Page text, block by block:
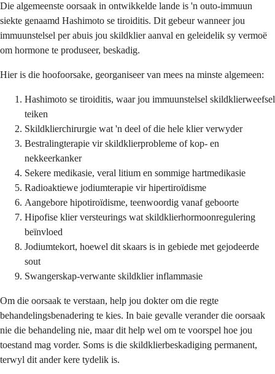
Die algemeenste oorsaak in ontwikkelde lande is 'n outo-immuun
siekte genaamd Hashimoto se tiroiditis. Dit gebeur wanneer jou
immuunstelsel per abuis jou skildklier aanval en geleidelik sy vermoë
om hormone te produseer, beskadig.
Hier is die hoofoorsake, georganiseer van mees na minste algemeen:
Hashimoto se tiroiditis, waar jou immuunstelsel skildklierweefsel
teiken
Skildklierchirurgie wat 'n deel of die hele klier verwyder
Bestralingterapie vir skildklierprobleme of kop- en
nekkeerkanker
Sekere medikasie, veral litium en sommige hartmedikasie
Radioaktiewe jodiumterapie vir hipertiroïdisme
Aangebore hipotiroïdisme, teenwoordig vanaf geboorte
Hipofise klier versteurings wat skildklierhormoonregulering
beïnvloed
Jodiumtekort, hoewel dit skaars is in gebiede met gejodeerde
sout
Swangerskap-verwante skildklier inflammasie
Om die oorsaak te verstaan, help jou dokter om die regte
behandelingsbenadering te kies. In baie gevalle verander die oorsaak
nie die behandeling nie, maar dit help wel om te voorspel hoe jou
toestand mag vorder. Soms is die skildklierbeskadiging permanent,
terwyl dit ander kere tydelik is.